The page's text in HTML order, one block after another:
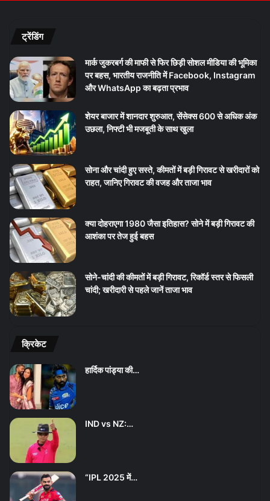
ट्रेंडिंग
मार्क जुकरबर्ग की माफी से फिर छिड़ी सोशल मीडिया की भूमिका
पर बहस, भारतीय राजनीति में Facebook, Instagram
और WhatsApp का बढ़ता प्रभाव
शेयर बाजार में शानदार शुरुआत, सेंसेक्स 600 से अधिक अंक
उछला, निफ्टी भी मजबूती के साथ खुला
सोना और चांदी हुए सस्ते, कीमतों में बड़ी गिरावट से खरीदारों को
राहत, जानिए गिरावट की वजह और ताजा भाव
क्या दोहराएगा 1980 जैसा इतिहास? सोने में बड़ी गिरावट की
आशंका पर तेज हुई बहस
सोने-चांदी की कीमतों में बड़ी गिरावट, रिकॉर्ड स्तर से फिसली
चांदी; खरीदारी से पहले जानें ताजा भाव
क्रिकेट
हार्दिक पांड्या की…
IND vs NZ:…
“IPL 2025 में…